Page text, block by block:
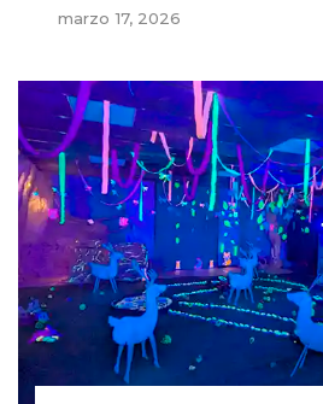
marzo 17, 2026